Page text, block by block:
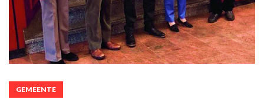
GEMEENTE